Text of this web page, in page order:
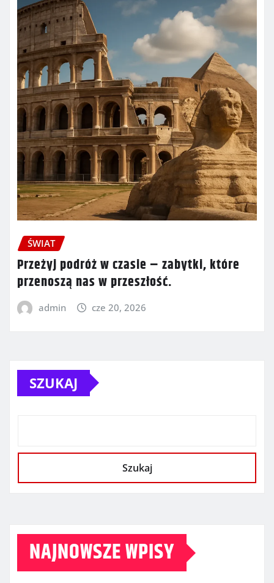
ŚWIAT
Przeżyj podróż w czasie – zabytki, które
przenoszą nas w przeszłość.
admin cze 20, 2026
SZUKAJ
Szukaj
NAJNOWSZE WPISY